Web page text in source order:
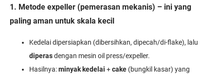
1. Metode expeller (pemerasan mekanis) – ini yang
paling aman untuk skala kecil
Kedelai dipersiapkan (dibersihkan, dipecah/di-flake), lalu
diperasdengan mesin oil press/expeller.
Hasilnya:minyak kedelai +cake (bungkil kasar) yang